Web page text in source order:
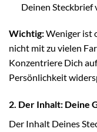
Deinen Steckbrief
Wichtig:Weniger ist
nicht mit zu vielen
Konzentriere Dich
Persönlichkeit
2. Der Inhalt: Deine
Der Inhalt Deines